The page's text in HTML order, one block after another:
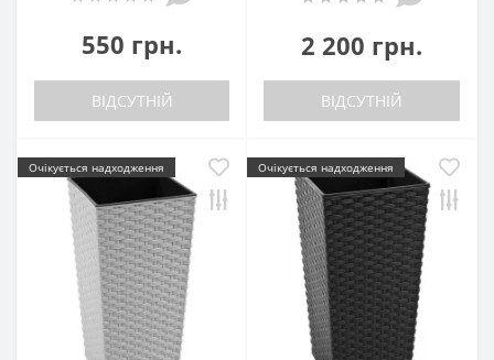
550 грн.
ВІДСУТНІЙ
2 200 грн.
ВІДСУТНІЙ
Очікується надходження Очікується надходження